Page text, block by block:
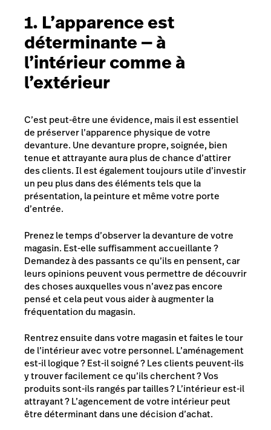
1. L’apparence est
déterminante — à
l’intérieur comme à
l’extérieur
C’est peut-être une évidence, mais il est essentiel
de préserver l’apparence physique de votre
devanture. Une devanture propre, soignée, bien
tenue et attrayante aura plus de chance d’attirer
des clients. Il est également toujours utile d’investir
un peu plus dans des éléments tels que la
présentation, la peinture et même votre porte
d’entrée.
Prenez le temps d’observer la devanture de votre
magasin. Est-elle suffisamment accueillante ?
Demandez à des passants ce qu’ils en pensent, car
leurs opinions peuvent vous permettre de découvrir
des choses auxquelles vous n’avez pas encore
pensé et cela peut vous aider à augmenter la
fréquentation du magasin.
Rentrez ensuite dans votre magasin et faites le tour
de l’intérieur avec votre personnel. L’aménagement
est-il logique ? Est-il soigné ? Les clients peuvent-ils
y trouver facilement ce qu’ils cherchent ? Vos
produits sont-ils rangés par tailles ? L’intérieur est-il
attrayant ? L’agencement de votre intérieur peut
être déterminant dans une décision d’achat.